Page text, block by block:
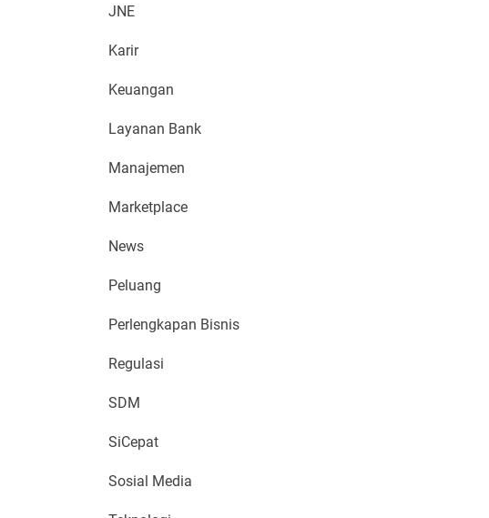
JNE
Karir
Keuangan
Layanan Bank
Manajemen
Marketplace
News
Peluang
Perlengkapan Bisnis
Regulasi
SDM
SiCepat
Sosial Media